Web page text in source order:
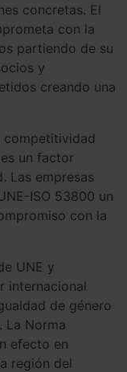
concretas. El
con la
partiendo de su
y
creando una
competitividad
un factor
Las empresas
ISO 53800 un
con la
UNE y
internacional
de género
La Norma
efecto en
región del